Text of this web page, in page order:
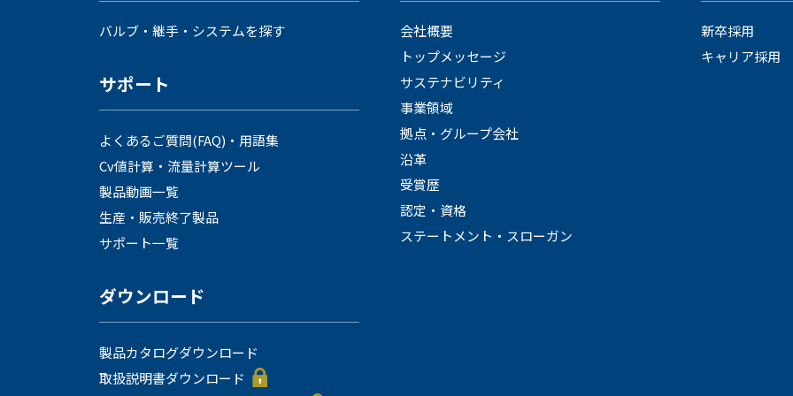
languageLanguage：
mailお問い合わせ
バルブ・継手・システムを探す
サポート
よくあるご質問(FAQ)・用語集
Cv値計算・流量計算ツール
製品動画一覧
生産・販売終了製品
サポート一覧
ダウンロード
製品カタログダウンロード
取扱説明書ダウンロード
会社概要
トップメッセージ
サステナビリティ
事業領域
拠点・グループ会社
沿革
受賞歴
認定・資格
ステートメント・スローガン
新卒採用
キャリア採用